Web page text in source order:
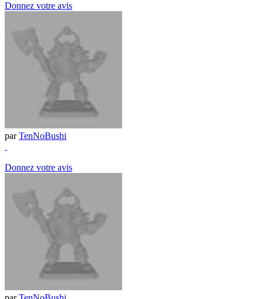
Donnez votre avis
parTenNoBushi
Donnez votre avis